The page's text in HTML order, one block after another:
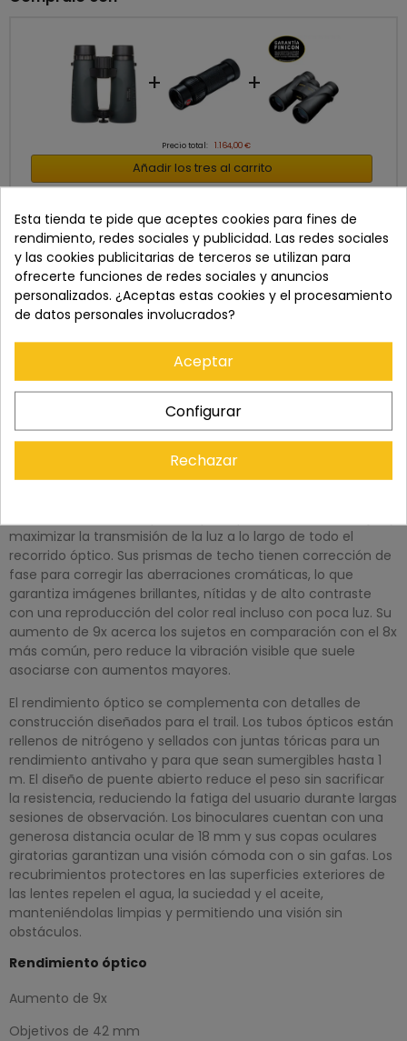
+ +
Precio total: 1.164,00 €
Añadir los tres al carrito
Mostrar detalles
Este producto:PENTAX 9x42 SD WP BINOCULARES
350,00 €
LEICA MONOVID 8X20 MONOCULAR
465,00 €
NIKON M5 10X42 BINOCULARES
349,00 €
DESCRIPCIÓN
Descripción general de la Pentax Serie S WP 9x42
Pentax diseñó los binoculares SD WP 9x42 Serie S para una
larga vida útil en exteriores, en cualquier condición climática
maximizar la transmisión de la luz a lo largo de todo el
recorrido óptico. Sus prismas de techo tienen corrección de
fase para corregir las aberraciones cromáticas, lo que
garantiza imágenes brillantes, nítidas y de alto contraste
con una reproducción del color real incluso con poca luz. Su
aumento de 9x acerca los sujetos en comparación con el 8x
más común, pero reduce la vibración visible que suele
asociarse con aumentos mayores.
El rendimiento óptico se complementa con detalles de
construcción diseñados para el trail. Los tubos ópticos están
rellenos de nitrógeno y sellados con juntas tóricas para un
rendimiento antivaho y para que sean sumergibles hasta 1
m. El diseño de puente abierto reduce el peso sin sacrificar
la resistencia, reduciendo la fatiga del usuario durante largas
sesiones de observación. Los binoculares cuentan con una
generosa distancia ocular de 18 mm y sus copas oculares
giratorias garantizan una visión cómoda con o sin gafas. Los
recubrimientos protectores en las superficies exteriores de
las lentes repelen el agua, la suciedad y el aceite,
manteniéndolas limpias y permitiendo una visión sin
obstáculos.
Rendimiento óptico
Aumento de 9x
Objetivos de 42 mm
Esta tienda te pide que aceptes cookies para fines de
rendimiento, redes sociales y publicidad. Las redes sociales
y las cookies publicitarias de terceros se utilizan para
ofrecerte funciones de redes sociales y anuncios
personalizados. ¿Aceptas estas cookies y el procesamiento
de datos personales involucrados?
Aceptar
Configurar
Rechazar